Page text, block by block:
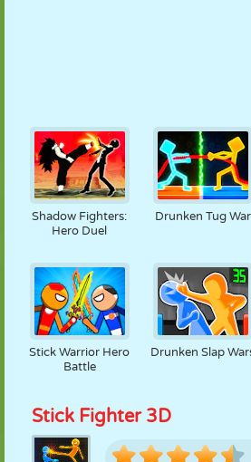
Shadow Fighters:
Hero Duel
Drunken Tug War
Stick Warrior Hero
Battle
Drunken Slap
Stick Fighter 3D